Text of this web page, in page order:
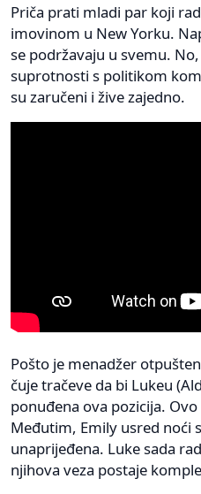
Priča prati mladi par koji
imovinom u New Yorku.
se podržavaju u svemu.
suprotnosti s politikom
su zaručeni i žive zajedno.
Pošto je menadžer
čuje tračeve da bi Lukeu
ponuđena ova pozicija.
Međutim, Emily usred noći
unaprijeđena. Luke sada
njihova veza postaje